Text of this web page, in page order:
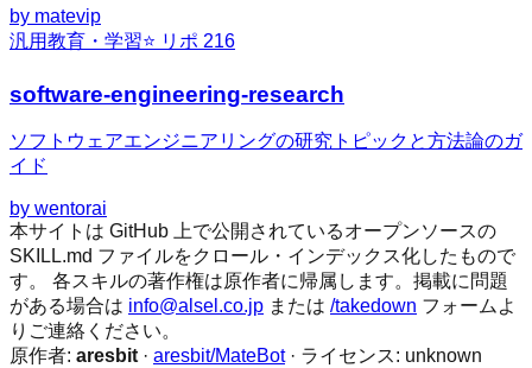
by matevip
汎用教育・学習⭐ リポ 216
software-engineering-research
ソフトウェアエンジニアリングの研究トピックと方法論のガ
イド
by wentorai
本サイトは GitHub 上で公開されているオープンソースの
SKILL.md ファイルをクロール・インデックス化したもので
す。 各スキルの著作権は原作者に帰属します。掲載に問題
がある場合は info@alsel.co.jp または /takedown フォームよ
りご連絡ください。
原作者: aresbit · aresbit/MateBot · ライセンス: unknown